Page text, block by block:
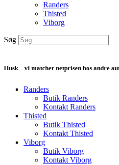
Randers
Thisted
Viborg
Søg
Husk – vi matcher netprisen hos andre
Randers
Butik Randers
Kontakt Randers
Thisted
Butik Thisted
Kontakt Thisted
Viborg
Butik Viborg
Kontakt Viborg